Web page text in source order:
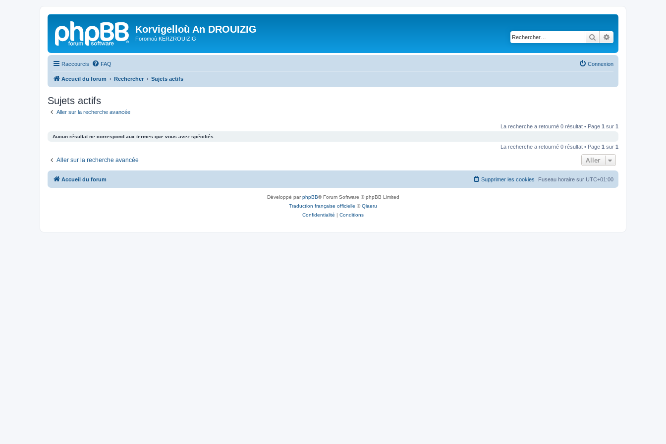
Korvigelloù An DROUIZIG
Foromoù KERZROUIZIG Rechercher
Raccourcis FAQ Connexion
Accueil du forum Rechercher Sujets actifs
Sujets actifs
Aller sur la recherche avancée
La recherche a retourné 0 résultat • Page 1 sur 1
Aucun résultat ne correspond aux termes que vous avez spécifiés.
La recherche a retourné 0 résultat • Page 1 sur 1
Aller sur la recherche avancée Aller
Accueil du forum Fuseau horaire sur UTC+01:00
Supprimer les cookies
Développé parphpBB® Forum Software © phpBB Limited
Traduction française officielle ©Qiaeru
Confidentialité | Conditions